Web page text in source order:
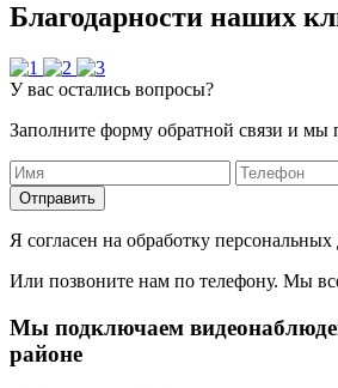
Благодарности наших
У вас остались вопросы?
Заполните форму обратной связи и мы
Отправить
Я согласен на обработку
Или позвоните нам по телефону. Мы
Мы подключаем
районе